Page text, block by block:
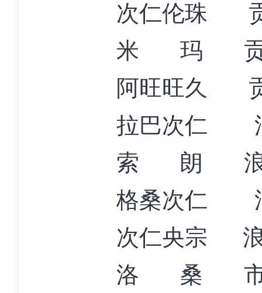
次仁伦珠
米
玛
阿旺旺久
拉巴次仁
索
朗
格桑次仁
次仁央宗
洛
桑